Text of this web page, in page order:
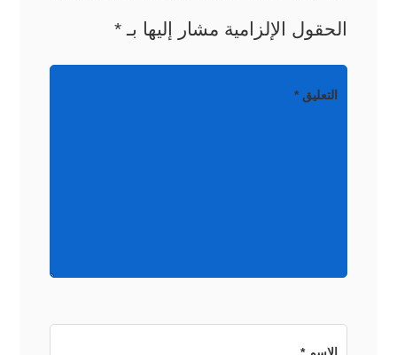
الحقول الإلزامية مشار إليها بـ *
التعليق*
الاسم*